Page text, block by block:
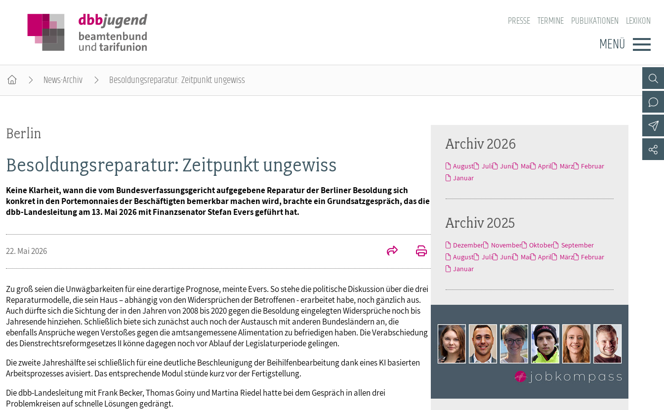
PRESSE TERMINE PUBLIKATIONEN LEXIKON
MENÜ
Kontakt
Mitgliedsgewerkschaften
Landesjugendbünde
POSITIONEN
AUSBILDUNGSINFORMATIONEN
Hochschulen
Jobkompass
INTERNATIONALES
VERANSTALTUNGEN UND SEMINARE
Bundesjugendausschuss
Bundesjugendtag
Parlamentarisches Sommerfest
MITGLIEDSCHAFT & SERVICE
Vorsorgewerk
Vorteilswelt
Akademie
Verlag
News-Archiv Besoldungsreparatur: Zeitpunkt ungewiss
Berlin
Besoldungsreparatur: Zeitpunkt ungewiss
Keine Klarheit, wann die vom Bundesverfassungsgericht aufgegebene Reparatur der Berliner Besoldung sich
konkret in den Portemonnaies der Beschäftigten bemerkbar machen wird, brachte ein Grundsatzgespräch, das die
dbb-Landesleitung am 13. Mai 2026 mit Finanzsenator Stefan Evers geführt hat.
22. Mai 2026
Zu groß seien die Unwägbarkeiten für eine derartige Prognose, meinte Evers. So stehe die politische Diskussion über die drei
Reparaturmodelle, die sein Haus – abhängig von den Widersprüchen der Betroffenen - erarbeitet habe, noch gänzlich aus.
Auch dürfte sich die Sichtung der in den Jahren von 2008 bis 2020 gegen die Besoldung eingelegten Widersprüche noch bis
Jahresende hinziehen. Schließlich biete sich zunächst auch noch der Austausch mit anderen Bundesländern an, die
ebenfalls Ansprüche wegen Verstoßes gegen die amtsangemessene Alimentation zu befriedigen haben. Die Verabschiedung
des Dienstrechtsreformgesetzes II könne dagegen noch vor Ablauf der Legislaturperiode gelingen.
Die zweite Jahreshälfte sei schließlich für eine deutliche Beschleunigung der Beihilfenbearbeitung dank eines KI basierten
Arbeitsprozesses avisiert. Das entsprechende Modul stünde kurz vor der Fertigstellung.
Die dbb-Landesleitung mit Frank Becker, Thomas Goiny und Martina Riedel hatte bei dem Gespräch in allen drei
Problemkreisen auf schnelle Lösungen gedrängt.
Archiv 2026
August Juli Juni Mai April März
Februar
Januar
Archiv 2025
Dezember November Oktober
September
August
Juli Juni Mai April März
Februar
Januar